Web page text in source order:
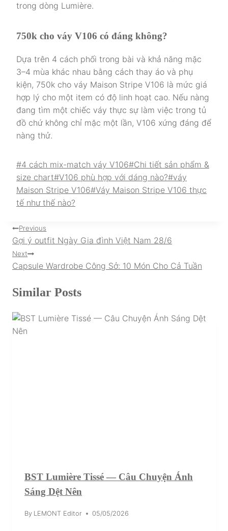
trong dòng Lumière.
750k cho váy V106 có đáng không?
Dựa trên 4 cách phối trong bài và khả năng mặc
3–4 mùa khác nhau bằng cách thay áo và phụ
kiện, 750k cho váy Maison Stripe V106 là mức giá
hợp lý cho một item có độ linh hoạt cao. Nếu nàng
đang tìm một chiếc váy thực sự làm việc trong tủ
đồ chứ không chỉ mặc một lần, V106 xứng đáng để
nàng thử.
Post
Tags:
#4 cách mix-match váy V106#Chi tiết sản phẩm &
size chart#V106 phù hợp với dáng nào?#váy
Maison Stripe V106#Váy Maison Stripe V106 thực
tế như thế nào?
Điều
hướng
bài
viết
Previous
Gợi ý outfit Ngày Gia đình Việt Nam 28/6
Next
Capsule Wardrobe Công Sở: 10 Món Cho Cả Tuần
Similar Posts
BST Lumière Tissé — Câu Chuyện Ánh
Sáng Dệt Nên
By LEMONT Editor 05/05/2026